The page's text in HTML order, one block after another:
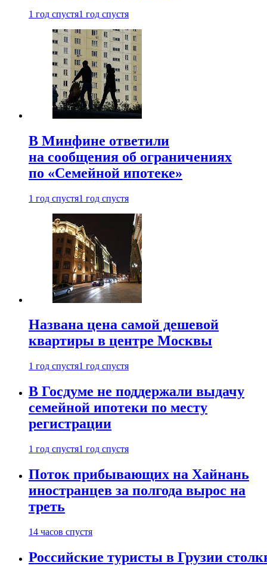
1 год спустя1 год спустя
В Минфине ответили
на сообщения об ограничениях
по «Семейной ипотеке»
1 год спустя1 год спустя
Названа цена самой дешевой
квартиры в центре Москвы
1 год спустя1 год спустя
В Госдуме не поддержали выдачу
семейной ипотеки по месту
регистрации
1 год спустя1 год спустя
Поток прибывающих на Хайнань
иностранцев за полгода вырос на
треть
14 часов спустя
Российские туристы в Грузии